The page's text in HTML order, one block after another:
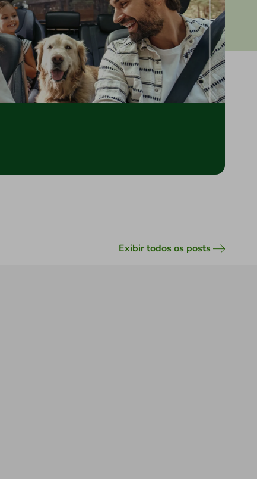
Exibir todos os posts